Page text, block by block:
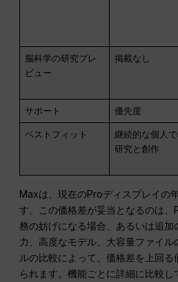
脳科学の研究プレ
ビュー
掲載なし
サポート 優先度
ベストフィット
継続的な個人
研究と創作
Maxは、現在のProディスプレイの
す。この価格差が妥当となるのは
務の妨げになる場合、あるいは追
力、高度なモデル、大容量ファイ
ルの比較によって、価格差を上回る
られます。機能ごとに詳細に比較